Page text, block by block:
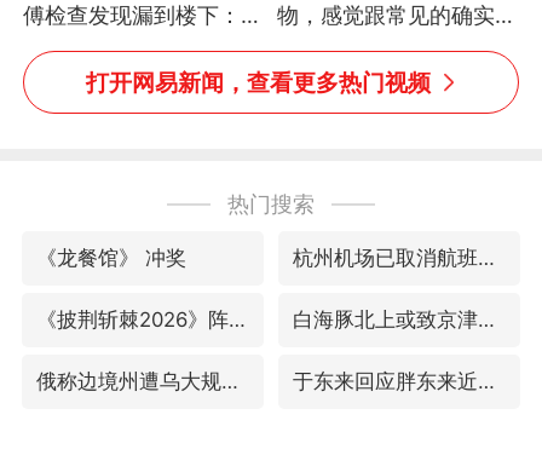
傅检查发现漏到楼下：出
风口未延伸到外墙
物，感觉跟常见的确实有
些不一样
打开网易新闻，查看更多热门视频
热门搜索
《龙餐馆》 冲奖 杭州机场已取消航班388架次
《披荆斩棘2026》阵容官宣 白海豚北上或致京津冀暴雨
俄称边境州遭乌大规模袭击已致13伤 于东来回应胖东来近25年老店年底关闭